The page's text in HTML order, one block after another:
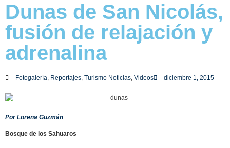
Dunas de San Nicolás,
fusión de relajación y
adrenalina
Fotogalería, Reportajes, Turismo Noticias, Videos diciembre 1, 2015
Por Lorena Guzmán
Bosque de los Sahuaros